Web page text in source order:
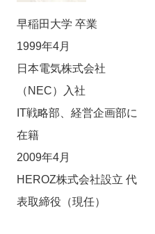
早稲田大学 卒業
1999年4月
日本電気株式会社
（NEC）入社
IT戦略部、経営企画部に
在籍
2009年4月
HEROZ株式会社設立 代
表取締役（現任）